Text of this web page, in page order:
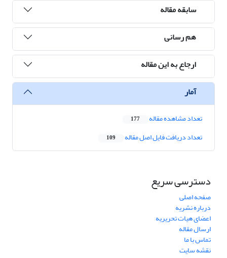
سابقه مقاله
هم رسانی
ارجاع به این مقاله
آمار
تعداد مشاهده مقاله 177
تعداد دریافت فایل اصل مقاله 109
دسترسی سریع
صفحه اصلی
درباره نشریه
اعضای هیات تحریریه
ارسال مقاله
تماس با ما
نقشه سایت